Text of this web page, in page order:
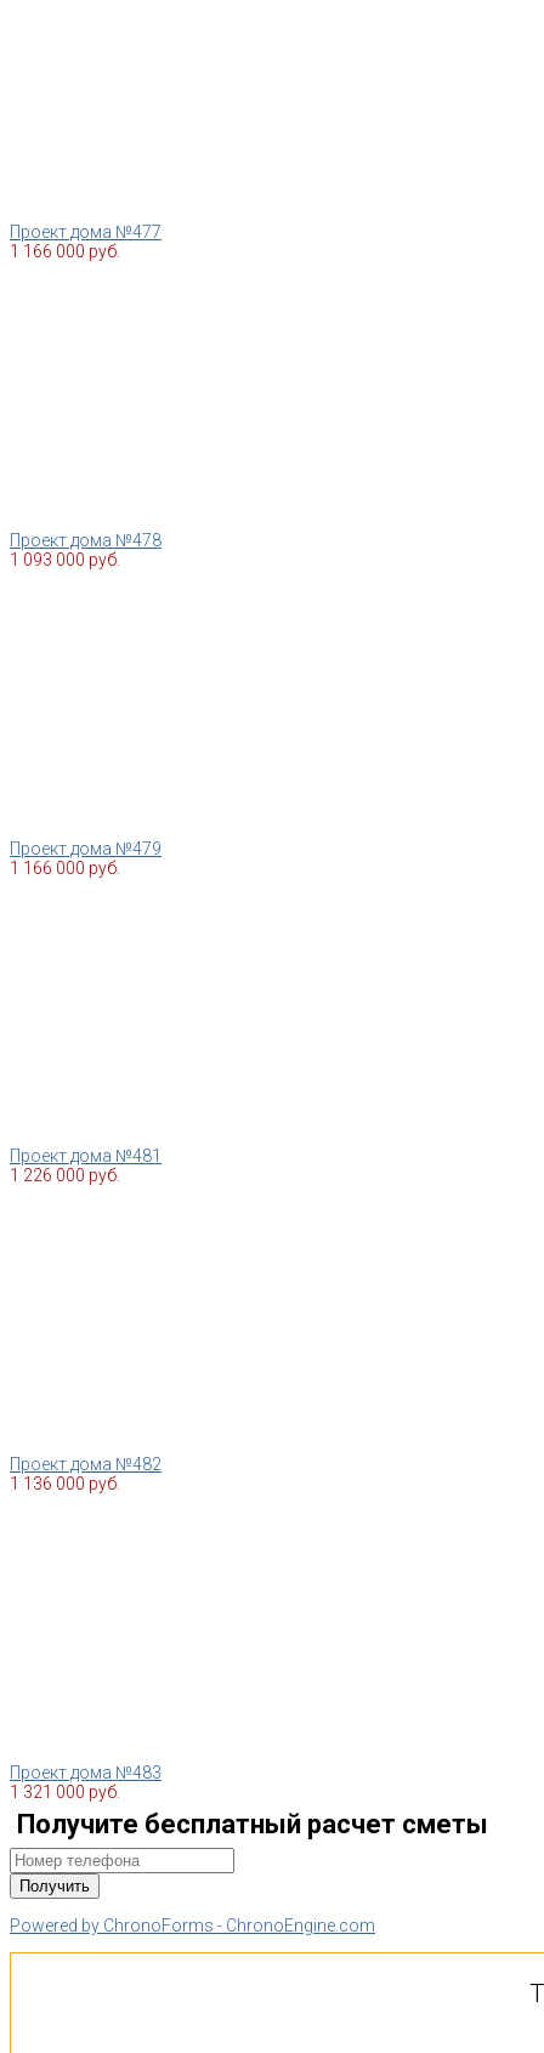
Проект дома №477
1 166 000 руб.
Проект дома №478
1 093 000 руб.
Проект дома №479
1 166 000 руб.
Проект дома №481
1 226 000 руб.
Проект дома №482
1 136 000 руб.
Проект дома №483
1 321 000 руб.
Получите бесплатный расчет сметы
Powered by ChronoForms - ChronoEngine.com